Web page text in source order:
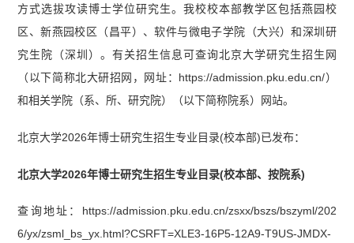
方式选拔攻读博士学位研究生。我校校本部教学区包括燕园校
区、新燕园校区（昌平）、软件与微电子学院（大兴）和深圳研
究生院（深圳）。有关招生信息可查询北京大学研究生招生网
（以下简称北大研招网，网址：https://admission.pku.edu.cn/）
和相关学院（系、所、研究院）（以下简称院系）网站。
北京大学2026年博士研究生招生专业目录(校本部)已发布：
北京大学2026年博士研究生招生专业目录(校本部、按院系)
查询地址：https://admission.pku.edu.cn/zsxx/bszs/bszyml/202
6/yx/zsml_bs_yx.html?CSRFT=XLE3-16P5-12A9-T9US-JMDX-